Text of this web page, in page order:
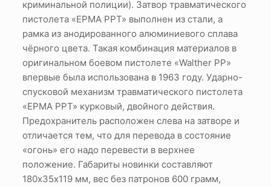
криминальной полиции). Затвор травматического
пистолета «ЕРМА РРТ» выполнен из стали, а
рамка из анодированного алюминиевого сплава
чёрного цвета. Такая комбинация материалов в
оригинальном боевом пистолете «Walther PP»
впервые была использована в 1963 году. Ударно-
спусковой механизм травматического пистолета
«ЕРМА РРТ» курковый, двойного действия.
Предохранитель расположен слева на затворе и
отличается тем, что для перевода в состояние
«огонь» его надо перевести в верхнее
положение. Габариты новинки составляют
180х35х119 мм, вес без патронов 600 грамм,